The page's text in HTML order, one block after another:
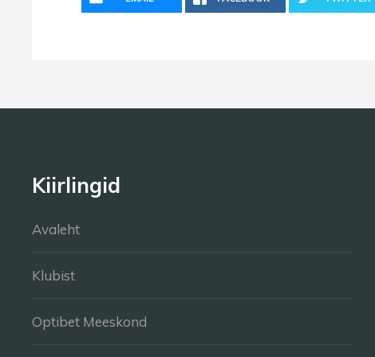
Kiirlingid
Avaleht
Klubist
Optibet Meeskond